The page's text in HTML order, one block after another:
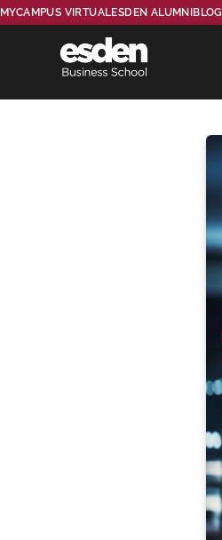
MYCAMPUS VIRTUALESDEN ALUMNI BLOG